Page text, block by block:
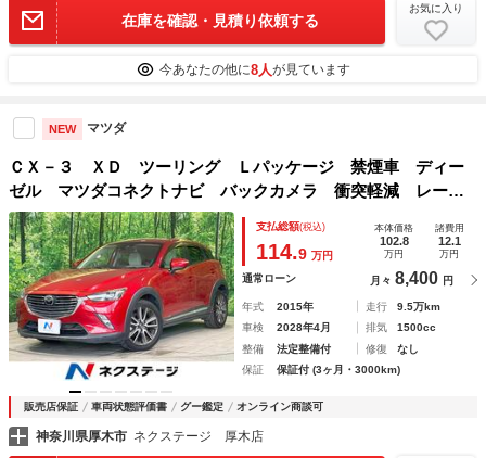
在庫を確認・見積り依頼する
お気に入り
今あなたの他に8人が見ています
NEW マツダ
ＣＸ－３ ＸＤ ツーリング Ｌパッケージ 禁煙車 ディー
ゼル マツダコネクトナビ バックカメラ 衝突軽減 レーダ
ークルーズ ブラインドスポットモニター シートヒーター
ＬＥＤヘッド ＥＴＣ 純正１８インチアルミ 車線逸脱警
報 スマートキー
支払総額(税込)
114.9 万円
本体価格
102.8
万円
諸費用
12.1
万円
通常ローン 月々 8,400 円
年式 2015年 走行
9.5万km
車検
2028年4月 排気
1500cc
整備
法定整備付 修復
なし
保証
保証付 (3ヶ月・3000km)
販売店保証 車両状態評価書 グー鑑定 オンライン商談可
神奈川県厚木市 ネクステージ 厚木店